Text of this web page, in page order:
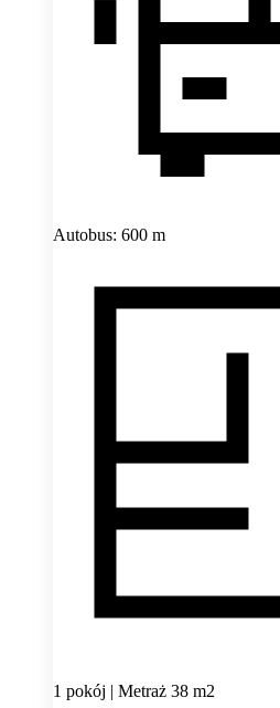
Autobus: 600 m
1 pokój | Metraż 38 m2